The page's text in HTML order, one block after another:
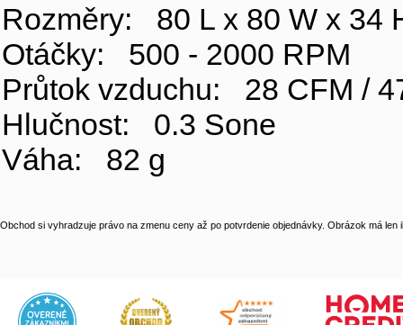
Rozměry: 80 L x 80 W x 34
Otáčky: 500 - 2000 RPM
Průtok vzduchu: 28 CFM /
Hlučnost: 0.3 Sone
Váha: 82 g
Obchod si vyhradzuje právo na zmenu ceny až po potvrdenie objednávky. Obrázok má len